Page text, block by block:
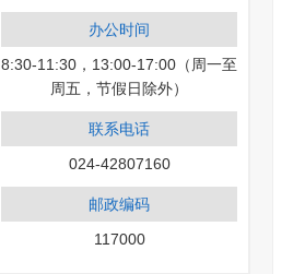
办公时间
8:30-11:30，13:00-17:00（周一至
周五，节假日除外）
联系电话
024-42807160
邮政编码
117000